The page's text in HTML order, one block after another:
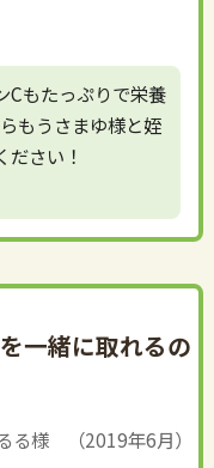
Cもたっぷりで栄養
もうさまゆ様と姪
さい！
一緒に取れるの
る様 （2019年6月）